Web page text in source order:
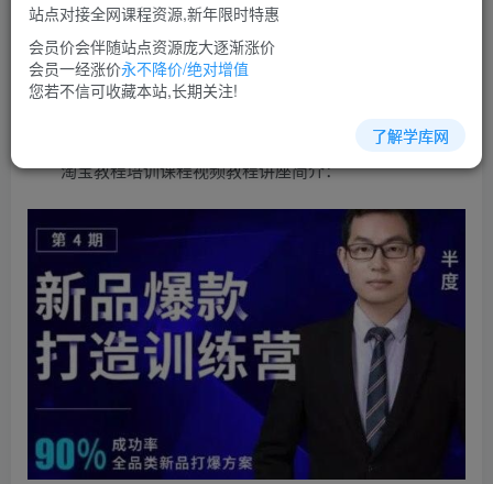
立即购买
您当前未登录！建议登陆后购买，可保存购买订单
淘宝教程培训课程视频教程讲座简介：
站点对接全网课程资源,新年限时特惠
会员价会伴随站点资源庞大逐渐涨价
会员一经涨价永不降价/绝对增值
您若不信可收藏本站,长期关注!
了解学库网